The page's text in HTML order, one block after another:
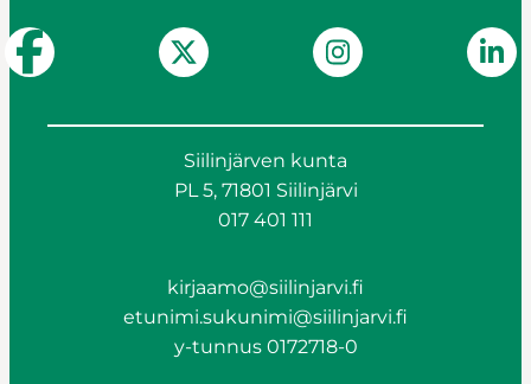
Siilinjärven kunta
PL 5, 71801 Siilinjärvi
017 401 111
kirjaamo@siilinjarvi.fi
etunimi.sukunimi@siilinjarvi.fi
y-tunnus 0172718-0